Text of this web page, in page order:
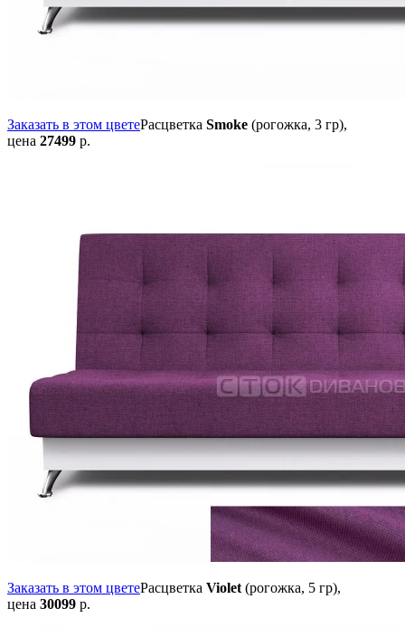
Заказать в этом цветеРасцветка Smoke (рогожка, 3 гр),
цена 27499 р.
Заказать в этом цветеРасцветка Violet(рогожка, 5 гр),
цена 30099 р.